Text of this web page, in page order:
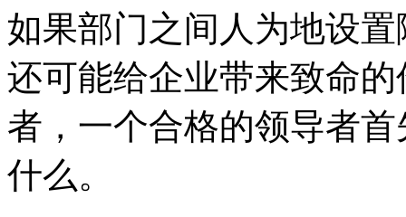
如果部门之间人为地设
还可能给企业带来致命
者，一个合格的领导者
什么。